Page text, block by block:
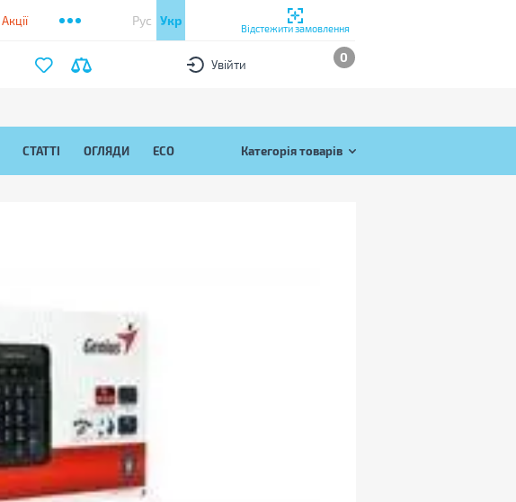
Акції Рус Укр
Відстежити замовлення
Увійти 0
СТАТТІ ОГЛЯДИ ECO Категорія товарів